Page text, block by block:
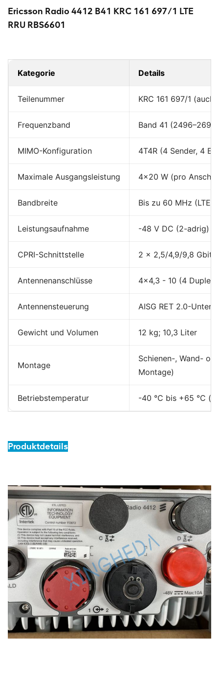
Ericsson Radio 4412 B41 KRC 161 697/1 LTE
RRU RBS6601
Kategorie Details
Teilenummer KRC 161 697/1 (auch
Frequenzband Band 41 (2496–2690
MIMO-Konfiguration 4T4R (4 Sender, 4
Maximale Ausgangsleistung 4×20 W (pro
Bandbreite Bis zu 60 MHz (LTE
Leistungsaufnahme -48 V DC (2-adrig)
CPRI-Schnittstelle 2 × 2,5/4,9/9,8 Gbit/
Antennenanschlüsse 4×4,3 - 10 (4
Antennensteuerung AISG RET 2.0-
Gewicht und Volumen 12 kg; 10,3 Liter
Montage
Schienen-, Wand-
Montage)
Betriebstemperatur -40 °C bis +65 °C
Produktdetails